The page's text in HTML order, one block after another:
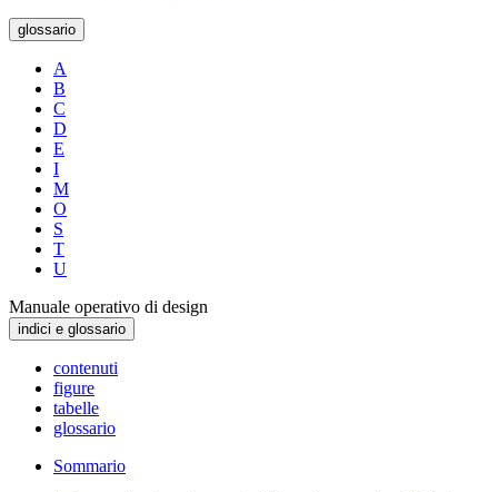
glossario
A
B
C
D
E
I
M
O
S
T
U
Manuale operativo di design
indici e glossario
contenuti
figure
tabelle
glossario
Sommario